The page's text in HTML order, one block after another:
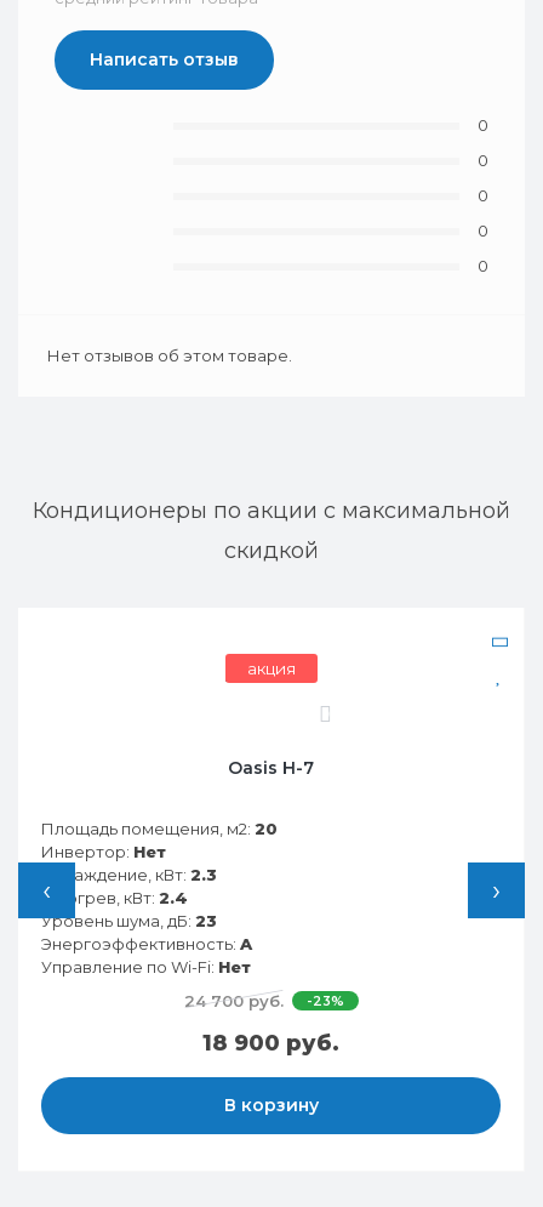
Написать отзыв
0
0
0
0
0
Нет отзывов об этом товаре.
Кондиционеры по акции с максимальной
скидкой
‹
бесплатная установка
Funai RAC-SG25HP.D05
Площадь помещения, м2: 25
Инвертор: Нет
Охлаждение, кВт: 2.8
Обогрев, кВт: 2.9
Уровень шума, дБ: 21
Энергоэффективность: A
Управление по Wi-Fi: Есть
34 290 руб.
-21%
26 990 руб.
В корзину
›